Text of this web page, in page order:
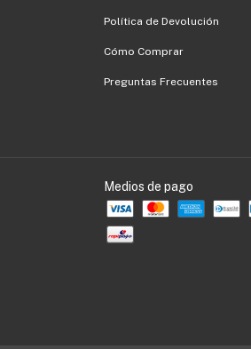
Política de Devolución
Cómo Comprar
Preguntas Frecuentes
Medios de pago